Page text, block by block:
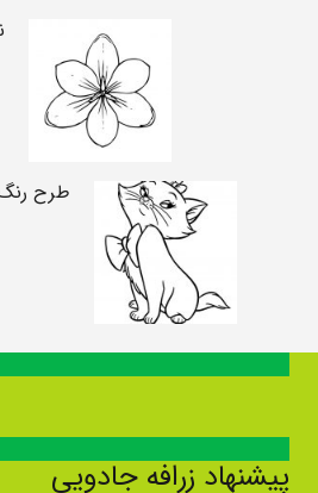
طرح رنگ
پیشنهاد زرافه جادویی